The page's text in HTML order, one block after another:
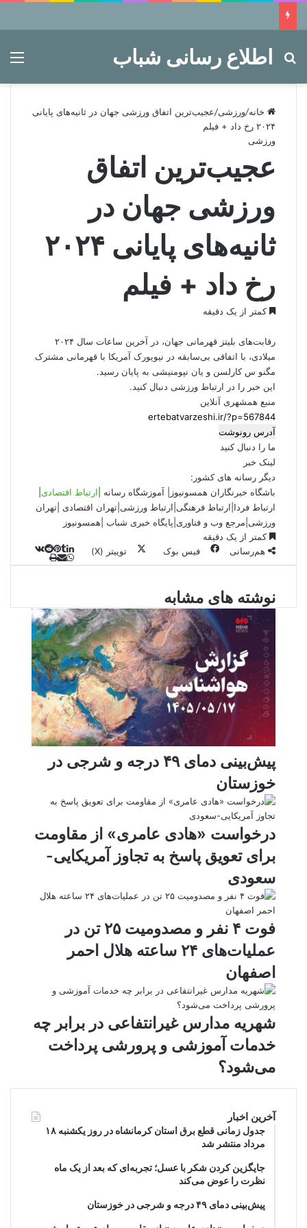
اطلاع رسانی شباب
جستجو برای
خانه/ورزشی/عجیب‌ترین اتفاق ورزشی جهان در ثانیه‌های پایانی
۲۰۲۴ رخ داد + فیلم
ورزشی
عجیب‌ترین اتفاق
ورزشی جهان در
ثانیه‌های پایانی ۲۰۲۴
رخ داد + فیلم
کمتر از یک دقیقه
رقابت‌های بلیتز قهرمانی جهان، در آخرین ساعات سال ۲۰۲۴
میلادی، با اتفاقی بی‌سابقه در نیویورک آمریکا با قهرمانی مشترک
مگنو س کارلسن و یان نپومنیشی به پایان رسید.
این خبر را در ارتباط ورزشی دنبال کنید.
منبع همشهری آنلاین
آدرس رونوشت
ما را دنبال کنید
لینک خبر
دیگر رسانه های کشور:
باشگاه خبرنگاران همسونیوز
آموزشگاه رسانه ارتباط اقتصادی
ارتباط فردا ارتباط فرهنگی ارتباط ورزشی تهران اقتصادی تهران
ورزشی مرجع وب و فناوری پایگاه خبری شباب همسونیوز
کمتر از یک دقیقه
هم‌رسانی
فیس بوک توییتر (X)
ی
د
ی
ن
ت
ب
ل
ر
پ
ت
ر
س
ت
ر
ی
ت
V
n
t
a
k
t
e
ا
آ
پ
ا
ن
ا
م
ه
ا
نوشته های مشابه
پیش‌بینی دمای ۴۹ درجه و شرجی در
خوزستان
درخواست «هادی عامری» از مقاومت
برای تعویق پاسخ به تجاوز آمریکایی-
سعودی
فوت ۴ نفر و مصدومیت ۲۵ تن در
عملیات‌های ۲۴ ساعته هلال احمر
اصفهان
شهریه مدارس غیرانتفاعی در برابر چه
خدمات آموزشی و پرورشی پرداخت
می‌شود؟
آخرین اخبار
جدول زمانی قطع برق استان کرمانشاه در روز یکشنبه ۱۸
مرداد منتشر شد
جایگزین کردن شکر با عسل؛ تجربه‌ای که بعد از یک ماه
نظرت را عوض می‌کند
پیش‌بینی دمای ۴۹ درجه و شرجی در خوزستان